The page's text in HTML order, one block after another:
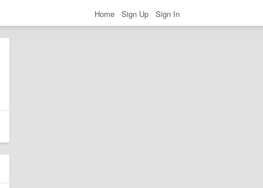
Home Sign Up Sign In